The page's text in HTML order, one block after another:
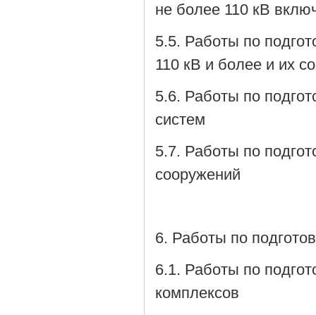
не более 110 кВ
5.5. Работы по
110 кВ и более и их
5.6. Работы по
систем
5.7. Работы по
сооружений
6. Работы по
6.1. Работы по
комплексов